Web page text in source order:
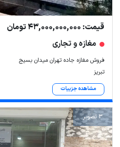
قیمت: 43,000,000,000 تومان
مغازه و تجاری
فروش مغازه جاده تهران میدان بسیج
تبریز
مشاهده جزییات
3 تصویر